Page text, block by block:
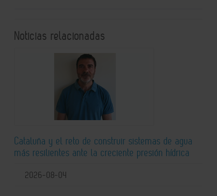
Noticias relacionadas
Cataluña y el reto de construir sistemas de agua
más resilientes ante la creciente presión hídrica
2026-08-04